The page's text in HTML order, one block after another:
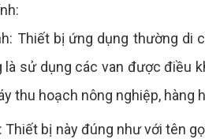
Thiết bị ứng dụng thường di
sử dụng các van được điều
thu hoạch nông nghiệp, hàng
bị này đúng như với tên